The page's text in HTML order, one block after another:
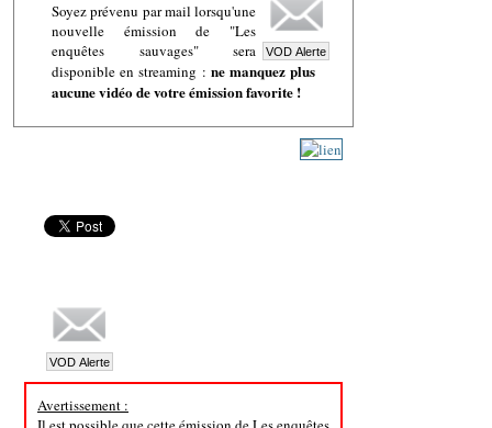
Soyez prévenu par mail lorsqu'une
nouvelle émission de "Les
enquêtes sauvages" sera
disponible en streaming : ne manquez plus
aucune vidéo de votre émission favorite !
Avertissement :